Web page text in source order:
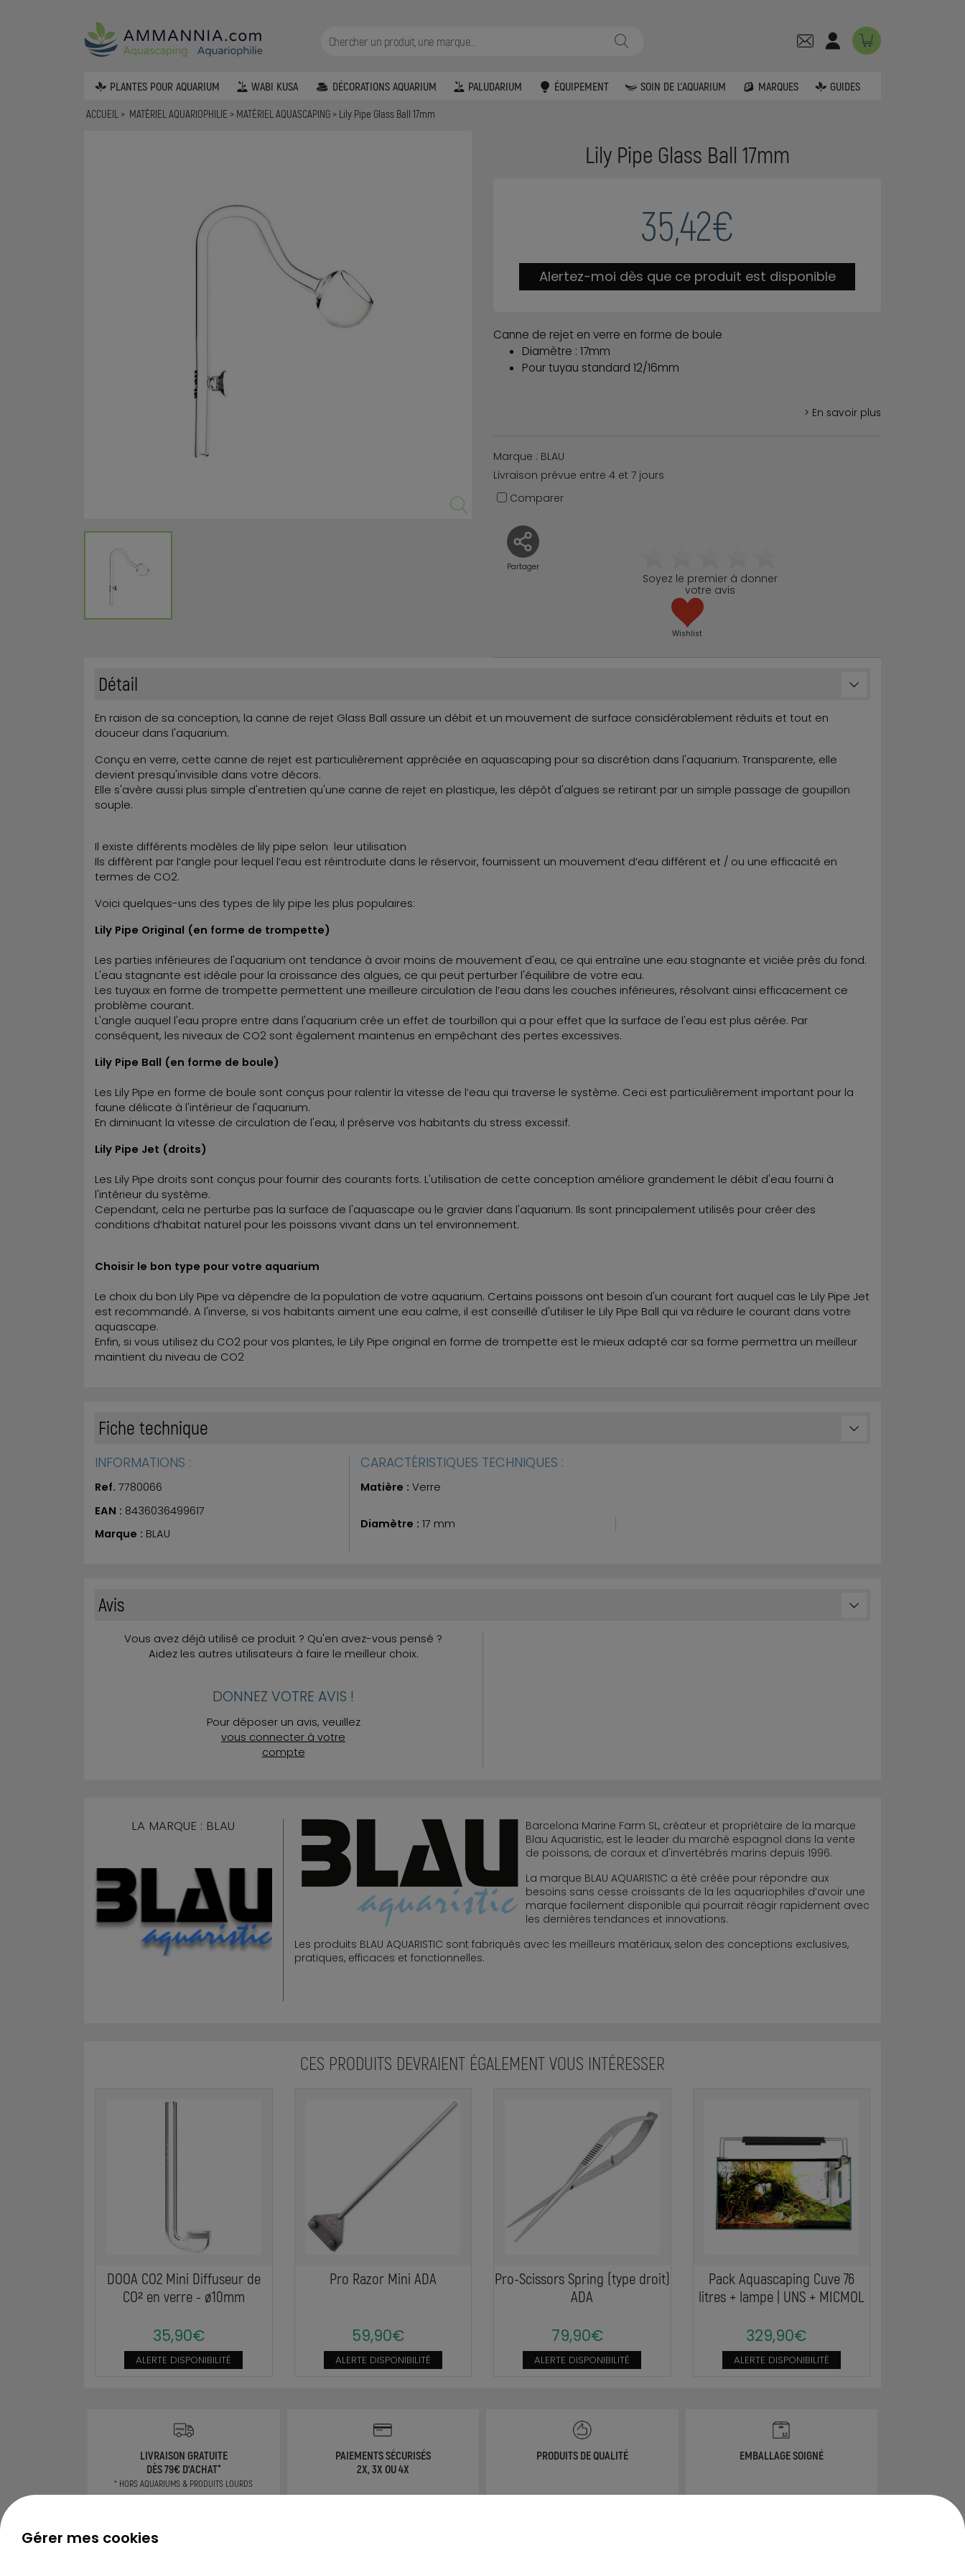
PLANTES POUR AQUARIUM WABI KUSA DÉCORATIONS AQUARIUM PALUDARIUM ÉQUIPEMENT SOIN DE L'AQUARIUM MARQUES GUIDES
ACCUEIL MATÉRIEL AQUARIOPHILIE MATÉRIEL AQUASCAPING Lily Pipe Glass Ball 17mm
Lily Pipe Glass Ball 17mm
35,42€
Alertez-moi dès que ce produit est disponible
Canne de rejet en verre en forme de boule
Diamètre : 17mm
Pour tuyau standard 12/16mm
> En savoir plus
Marque : BLAU
Livraison prévue entre 4 et 7 jours
Comparer
Partager
Soyez le premier à donner
votre avis
Wishlist
Détail
En raison de sa conception, la canne de rejet Glass Ball assure un débit et un mouvement de surface considérablement réduits et tout en
douceur dans l'aquarium.
Conçu en verre, cette canne de rejet est particulièrement appréciée en aquascaping pour sa discrétion dans l'aquarium. Transparente, elle
devient presqu'invisible dans votre décors.
Elle s'avère aussi plus simple d'entretien qu'une canne de rejet en plastique, les dépôt d'algues se retirant par un simple passage de goupillon
souple.
Il existe différents modèles de lily pipe selon leur utilisation
Ils diffèrent par l’angle pour lequel l’eau est réintroduite dans le réservoir, fournissent un mouvement d’eau différent et / ou une efficacité en
termes de CO2.
Voici quelques-uns des types de lily pipe les plus populaires:
Lily Pipe Original (en forme de trompette)
Les parties inférieures de l'aquarium ont tendance à avoir moins de mouvement d'eau, ce qui entraîne une eau stagnante et viciée près du fond.
L'eau stagnante est idéale pour la croissance des algues, ce qui peut perturber l'équilibre de votre eau.
Les tuyaux en forme de trompette permettent une meilleure circulation de l’eau dans les couches inférieures, résolvant ainsi efficacement ce
problème courant.
L'angle auquel l'eau propre entre dans l'aquarium crée un effet de tourbillon qui a pour effet que la surface de l'eau est plus aérée. Par
conséquent, les niveaux de CO2 sont également maintenus en empêchant des pertes excessives.
Lily Pipe Ball (en forme de boule)
Les Lily Pipe en forme de boule sont conçus pour ralentir la vitesse de l’eau qui traverse le système. Ceci est particulièrement important pour la
faune délicate à l'intérieur de l'aquarium.
En diminuant la vitesse de circulation de l'eau, il préserve vos habitants du stress excessif.
Lily Pipe Jet (droits)
Les Lily Pipe droits sont conçus pour fournir des courants forts. L'utilisation de cette conception améliore grandement le débit d'eau fourni à
l'intérieur du système.
Cependant, cela ne perturbe pas la surface de l'aquascape ou le gravier dans l'aquarium. Ils sont principalement utilisés pour créer des
conditions d’habitat naturel pour les poissons vivant dans un tel environnement.
Choisir le bon type pour votre aquarium
Le choix du bon Lily Pipe va dépendre de la population de votre aquarium. Certains poissons ont besoin d'un courant fort auquel cas le Lily Pipe Jet
est recommandé. A l'inverse, si vos habitants aiment une eau calme, il est conseillé d'utiliser le Lily Pipe Ball qui va réduire le courant dans votre
aquascape.
Enfin, si vous utilisez du CO2 pour vos plantes, le Lily Pipe original en forme de trompette est le mieux adapté car sa forme permettra un meilleur
maintient du niveau de CO2
Fiche technique
INFORMATIONS :
Ref. 7780066
EAN : 8436036499617
Marque : BLAU
CARACTÉRISTIQUES TECHNIQUES :
Matière : Verre
Diamètre : 17 mm
Avis
Vous avez déjà utilisé ce produit ? Qu'en avez-vous pensé ?
Aidez les autres utilisateurs à faire le meilleur choix.
DONNEZ VOTRE AVIS !
Pour déposer un avis, veuillez
vous connecter à votre
compte
LA MARQUE : BLAU
Barcelona Marine Farm SL, créateur et propriétaire de la marque
Blau Aquaristic, est le leader du marché espagnol dans la vente
de poissons, de coraux et d'invertébrés marins depuis 1996.
La marque BLAU AQUARISTIC a été créée pour répondre aux
besoins sans cesse croissants de la les aquariophiles d’avoir une
marque facilement disponible qui pourrait réagir rapidement avec
les dernières tendances et innovations.
Les produits BLAU AQUARISTIC sont fabriqués avec les meilleurs matériaux, selon des conceptions exclusives,
pratiques, efficaces et fonctionnelles.
CES PRODUITS DEVRAIENT ÉGALEMENT VOUS INTÉRESSER
DOOA CO2 Mini Diffuseur de
CO² en verre - ø10mm
35,90€
ALERTE DISPONIBILITÉ
Pro Razor Mini ADA
59,90€
ALERTE DISPONIBILITÉ
Pro-Scissors Spring (type droit)
ADA
79,90€
ALERTE DISPONIBILITÉ
Pack Aquascaping Cuve 76
litres + lampe | UNS + MICMOL
329,90€
ALERTE DISPONIBILITÉ
LIVRAISON GRATUITE
DÈS 79€ D'ACHAT*
* HORS AQUARIUMS & PRODUITS LOURDS
PAIEMENTS SÉCURISÉS
2X, 3X OU 4X
PRODUITS DE QUALITÉ EMBALLAGE SOIGNÉ
CONSEILS
Gérer mes cookies